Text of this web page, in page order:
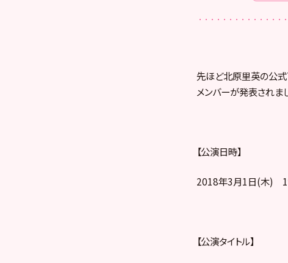
先ほど北原里英の公
メンバーが発表されま
【公演日時】
2018年3月1日(木)
【公演タイトル】